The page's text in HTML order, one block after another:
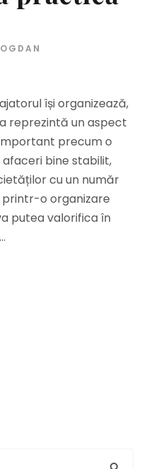
își organizează,
reprezintă un aspect
precum o
bine stabilit,
cu un număr
printr-o organizare
putea valorifica în